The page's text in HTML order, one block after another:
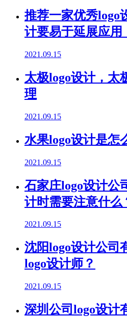
推荐一家优秀logo
计要易于延展应用
2021.09.15
太极logo设计，太
理
2021.09.15
水果logo设计是怎
2021.09.15
石家庄logo设计公
计时需要注意什么
2021.09.15
沈阳logo设计公司
logo设计师？
2021.09.15
深圳公司logo设计